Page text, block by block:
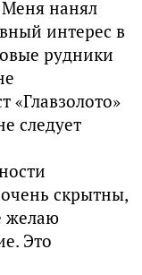
Меня нанял
интерес в
рудники
«Главзолото»
следует
скрытны,
желаю
Это